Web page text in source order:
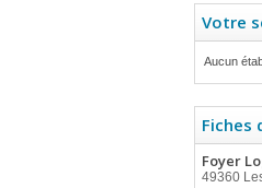
Votre
Aucun
Fiches
Foyer
49360